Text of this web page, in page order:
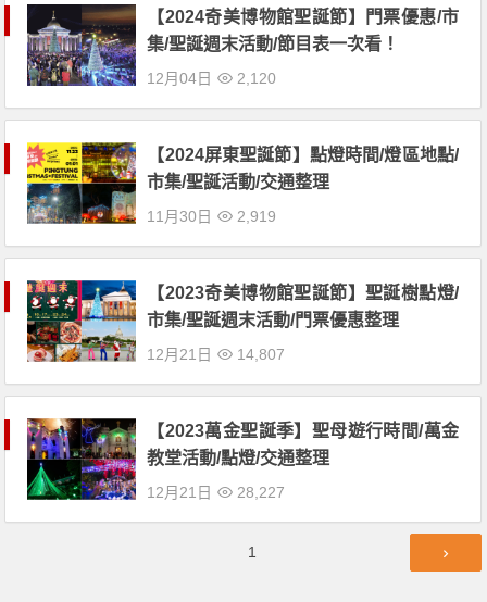
【2024奇美博物館聖誕節】門票優惠/市
集/聖誕週末活動/節目表一次看！
12月04日 2,120
【2024屏東聖誕節】點燈時間/燈區地點/
市集/聖誕活動/交通整理
11月30日 2,919
【2023奇美博物館聖誕節】聖誕樹點燈/
市集/聖誕週末活動/門票優惠整理
12月21日 14,807
【2023萬金聖誕季】聖母遊行時間/萬金
教堂活動/點燈/交通整理
12月21日 28,227
1